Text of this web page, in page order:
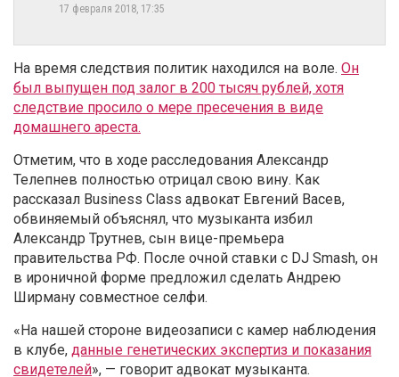
17 февраля 2018, 17:35
На время следствия политик находился на воле. Он
был выпущен под залог в 200 тысяч рублей, хотя
следствие просило о мере пресечения в виде
домашнего ареста.
Отметим, что в ходе расследования Александр
Телепнев полностью отрицал свою вину. Как
рассказал Business Class адвокат Евгений Васев,
обвиняемый объяснял, что музыканта избил
Александр Трутнев, сын вице-премьера
правительства РФ. После очной ставки с DJ Smash, он
в ироничной форме предложил сделать Андрею
Ширману совместное селфи.
«На нашей стороне видеозаписи с камер наблюдения
в клубе, данные генетических экспертиз и показания
свидетелей», — говорит адвокат музыканта.